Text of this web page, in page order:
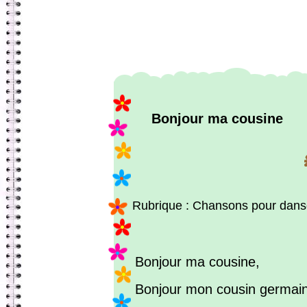
Bonjour ma cousine
Rubrique : Chansons pour
Bonjour ma cousine,
Bonjour mon cousin